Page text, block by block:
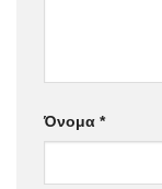
Όνομα *